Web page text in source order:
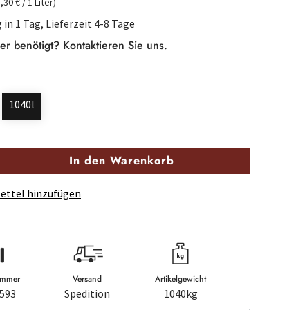
1 Tag, Lieferzeit 4-8 Tage
benötigt? Kontaktieren Sie uns.
1040l
In den Warenkorb
hinzufügen
Versand
Spedition
Artikelgewicht
1040kg